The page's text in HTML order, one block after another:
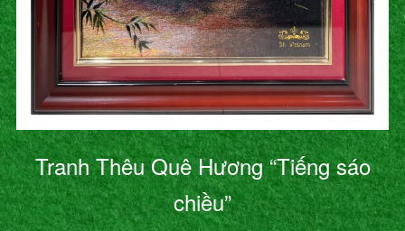
Tranh Thêu Quê Hương “Tiếng sáo
chiều”